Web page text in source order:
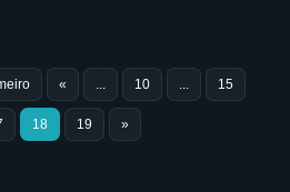
« ... 10 ... 15
18 19 »